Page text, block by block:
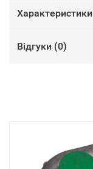
Характеристики
Відгуки (0)